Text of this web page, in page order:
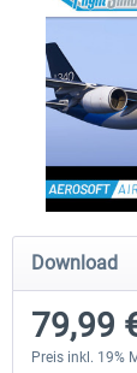
24h FREE
Download
79,99
Preis inkl. 19%